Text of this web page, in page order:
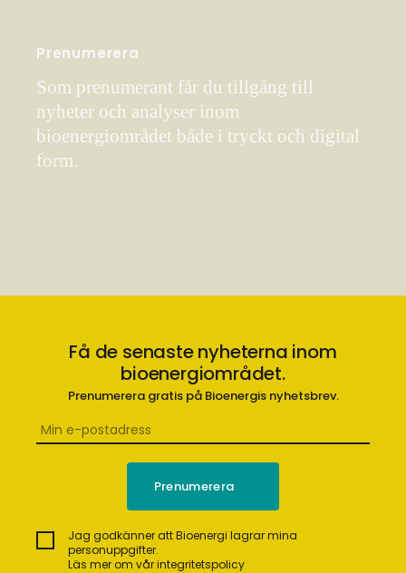
Prenumerera
Som prenumerant får du tillgång till
nyheter och analyser inom
bioenergiområdet både i tryckt och digital
form.
Få de senaste nyheterna inom
bioenergiområdet.
Prenumerera gratis på Bioenergis nyhetsbrev.
Jag godkänner att Bioenergi lagrar mina
personuppgifter.
Läs mer om vår integritetspolicy